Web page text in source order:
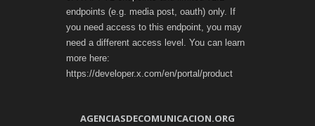
endpoints (e.g. media post, oauth) only. If
you need access to this endpoint, you may
need a different access level. You can learn
more here:
https://developer.x.com/en/portal/product
AGENCIASDECOMUNICACION.ORG